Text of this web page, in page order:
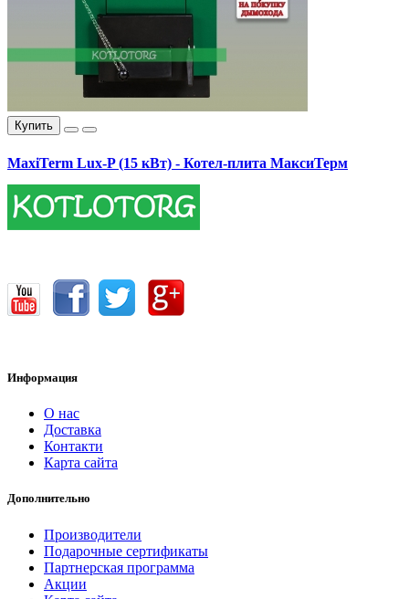
Купить
MaxiTerm Lux-P (15 кВт) - Котел-плита МаксиТерм
17400.00 грн.
Информация
О нас
Доставка
Контакти
Карта сайта
Дополнительно
Производители
Подарочные сертификаты
Партнерская программа
Акции